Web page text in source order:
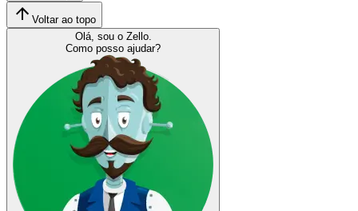
Voltar ao topo
Olá, sou o Zello.
Como posso ajudar?